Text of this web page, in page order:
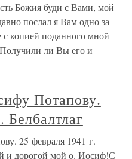
Божия буди с Вами, мой
послал я Вам одно за
копией поданного мной
ли Вы его и
Потапову.
Белбалтлаг
25 февраля 1941 г.
и дорогой мой о. Иосиф!С